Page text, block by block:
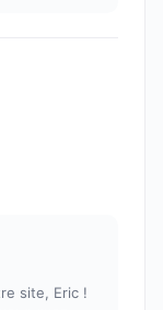
site, Eric !